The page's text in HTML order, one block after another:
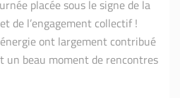
placée sous le signe de la
de l’engagement collectif !
ont largement contribué
un beau moment de rencontres